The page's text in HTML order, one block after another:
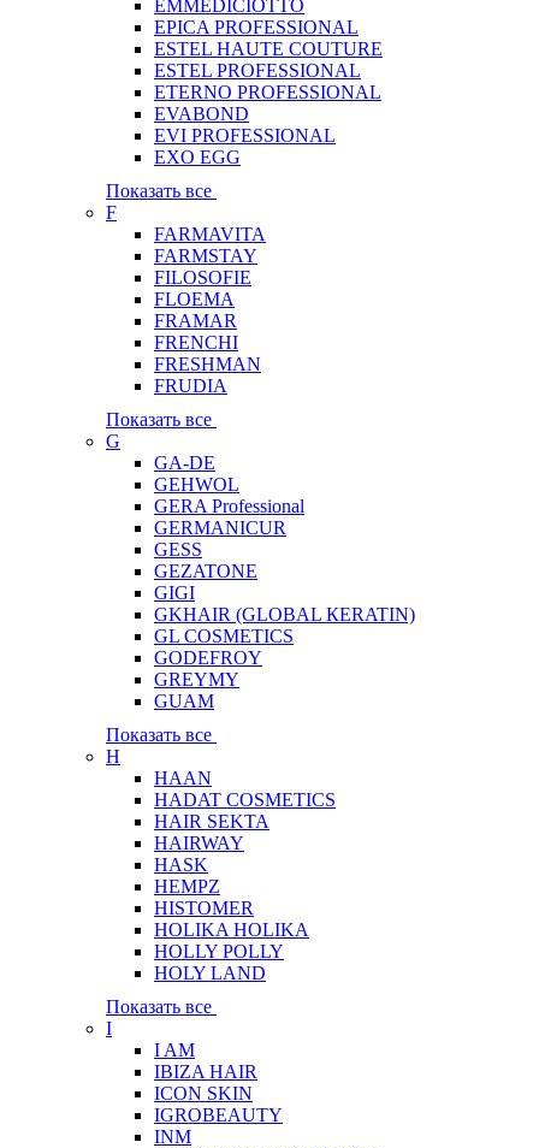
EMMEDICIOTTO
EPICA PROFESSIONAL
ESTEL HAUTE COUTURE
ESTEL PROFESSIONAL
ETERNO PROFESSIONAL
EVABOND
EVI PROFESSIONAL
EXO EGG
Показать все
F
FARMAVITA
FARMSTAY
FILOSOFIE
FLOEMA
FRAMAR
FRENCHI
FRESHMAN
FRUDIA
Показать все
G
GA-DE
GEHWOL
GERA Professional
GERMANICUR
GESS
GEZATONE
GIGI
GKHAIR (GLOBAL КЕRATIN)
GL COSMETICS
GODEFROY
GREYMY
GUAM
Показать все
H
HAAN
HADAT COSMETICS
HAIR SEKTA
HAIRWAY
HASK
HEMPZ
HISTOMER
HOLIKA HOLIKA
HOLLY POLLY
HOLY LAND
Показать все
I
I AM
IBIZA HAIR
ICON SKIN
IGROBEAUTY
INM